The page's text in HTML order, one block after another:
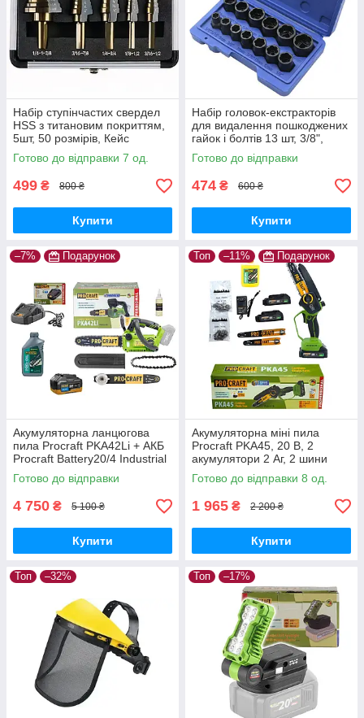
Набір ступінчастих свердел
HSS з титановим покриттям,
5шт, 50 розмірів, Кейс
Готово до відправки 7 од.
499 ₴ 800 ₴
Купити
Набір головок-екстракторів
для видалення пошкоджених
гайок і болтів 13 шт, 3/8",
хромомолібденова сталь,
Кейс
Готово до відправки
474 ₴ 600 ₴
Купити
–7% Подарунок
Акумуляторна ланцюгова
пила Procraft PKA42Li + АКБ
Procraft Battery20/4 Industrial
20В 4Аг + ЗП Procraft
Charger20/2,4A + Олива 1л
Готово до відправки
4 750 ₴ 5 100 ₴
Купити
Топ –11% Подарунок
Акумуляторна міні пила
Procraft PKA45, 20 В, 2
акумулятори 2 Аг, 2 шини
6"/8", безщіткова,
автоматичне змащення
Готово до відправки 8 од.
1 965 ₴ 2 200 ₴
Купити
Топ –32% Топ –17%